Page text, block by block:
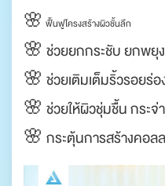
🌸 ฟื้นฟูโครงสร้างผิวชั้นลึก
🌸 ช่วยยกกระชับ ยกพยุ
🌸 ช่วยเติมเต็มริ้วรอยร่อ
🌸 ช่วยให้ผิวชุ่มชื้น กระจ่
🌸 กระตุ้นการสร้างคอล